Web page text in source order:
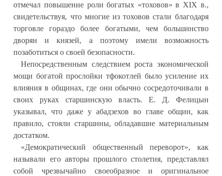
отмечал повышение роли богатых «тоховов» в XIX в.,
свидетельствуя, что многие из тоховов стали благодаря
торговле гораздо более богатыми, чем большинство
дворян и князей, а поэтому имели возможность
позаботиться о своей безопасности.
Непосредственным следствием роста экономической
мощи богатой прослойки тфокотлей было усиление их
влияния в общинах, где они обычно сосредоточивали в
своих руках старшинскую власть. Е. Д. Фелицын
указывал, что даже у абадзехов во главе общин, как
правило, стояли старшины, обладавшие материальным
достатком.
«Демократический общественный переворот», как
называли его авторы прошлого столетия, представлял
собой чрезвычайно своеобразное и оригинальное